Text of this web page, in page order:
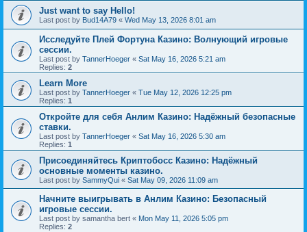
Just want to say Hello!
Last post by Bud14A79 « Wed May 13, 2026 8:01 am
Исследуйте Плей Фортуна Казино: Волнующий игровые
сессии.
Last post by TannerHoeger « Sat May 16, 2026 5:21 am
Replies: 2
Learn More
Last post by TannerHoeger « Tue May 12, 2026 12:25 pm
Replies: 1
Откройте для себя Анлим Казино: Надёжный безопасные
ставки.
Last post by TannerHoeger « Sat May 16, 2026 5:30 am
Replies: 1
Присоединяйтесь Криптобосс Казино: Надёжный
основные моменты казино.
Last post by SammyQui « Sat May 09, 2026 11:09 am
Начните выигрывать в Анлим Казино: Безопасный
игровые сессии.
Last post by samantha bert « Mon May 11, 2026 5:05 pm
Replies: 2